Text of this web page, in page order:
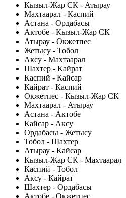
Кызыл-Жар СК - Атырау
Махтаарал - Каспий
Астана - Ордабасы
Актобе - Кызыл-Жар СК
Атырау - Окжетпес
Жетысу - Тобол
Аксу - Махтаарал
Шахтер - Кайрат
Каспий - Кайсар
Кайрат - Каспий
Окжетпес - Кызыл-Жар СК
Махтаарал - Атырау
Астана - Актобе
Кайсар - Аксу
Ордабасы - Жетысу
Тобол - Шахтер
Атырау - Кайсар
Кызыл-Жар СК - Махтаарал
Каспий - Тобол
Аксу - Кайрат
Шахтер - Ордабасы